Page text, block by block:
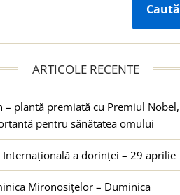
Caută
ARTICOLE RECENTE
– plantă premiată cu Premiul Nobel,
pentru sănătatea omului
Internațională a dorinței – 29 aprilie
Mironosițelor – Duminica